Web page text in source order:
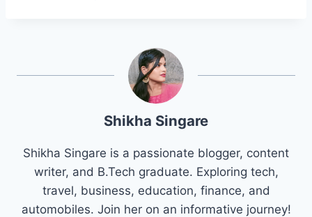
Shikha Singare
Shikha Singare is a passionate blogger, content
writer, and B.Tech graduate. Exploring tech,
travel, business, education, finance, and
automobiles. Join her on an informative journey!